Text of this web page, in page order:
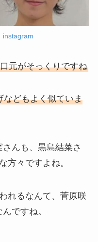
instagram
口元がそっくりですね
などもよく似ていま
んも、黒島結菜さ
方々ですよね。
れるなんて、菅原咲
ですね。